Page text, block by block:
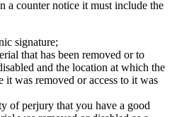
a counter notice it must include the
signature;
that has been removed or to
and the location at which the
it was removed or access to it was
of perjury that you have a good